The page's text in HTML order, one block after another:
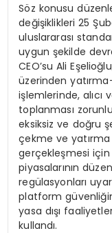
Söz konusu
değişiklikleri 25
uluslararası
uygun şekilde
CEO’su Ali
üzerinden
işlemlerinde, alıcı
toplanması
eksiksiz ve doğru
çekme ve yatırma
gerçekleşmesi
piyasalarının
regülasyonları
platform güvenliğini
yasa dışı
kullandı.